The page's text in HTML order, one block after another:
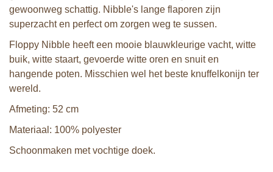
gewoonweg schattig. Nibble's lange flaporen zijn
superzacht en perfect om zorgen weg te sussen.
Floppy Nibble heeft een mooie blauwkleurige vacht, witte
buik, witte staart, gevoerde witte oren en snuit en
hangende poten. Misschien wel het beste knuffelkonijn ter
wereld.
Afmeting: 52 cm
Materiaal: 100% polyester
Schoonmaken met vochtige doek.